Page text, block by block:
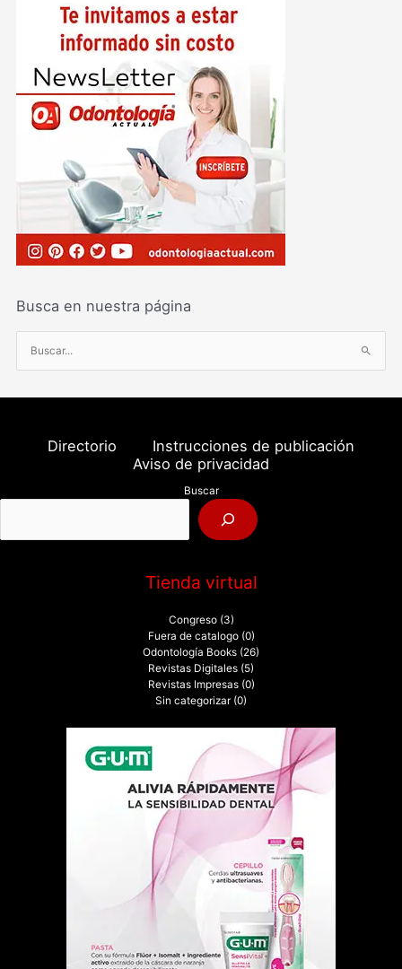
Busca en nuestra página
u
s
o
:
Directorio
Instrucciones de publicación
Aviso de privacidad
Buscar
Tienda virtual
Congreso (3)
Fuera de catalogo (0)
Odontología Books (26)
Revistas Digitales (5)
Revistas Impresas (0)
Sin categorizar (0)